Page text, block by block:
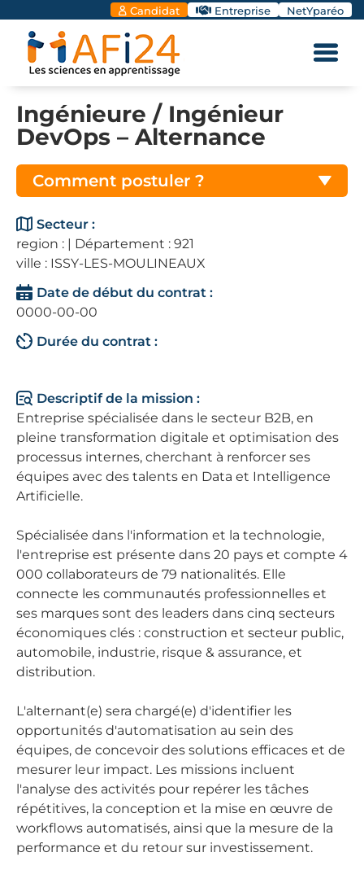
Candidat Entreprise NetYparéo
Ingénieure / Ingénieur
DevOps – Alternance
Comment postuler ?
Secteur :
region : | Département : 921
ville : ISSY-LES-MOULINEAUX
Date de début du contrat :
0000-00-00
Durée du contrat :
Descriptif de la mission :
Entreprise spécialisée dans le secteur B2B, en
pleine transformation digitale et optimisation des
processus internes, cherchant à renforcer ses
équipes avec des talents en Data et Intelligence
Artificielle.
Spécialisée dans l'information et la technologie,
l'entreprise est présente dans 20 pays et compte 4
000 collaborateurs de 79 nationalités. Elle
connecte les communautés professionnelles et
ses marques sont des leaders dans cinq secteurs
économiques clés : construction et secteur public,
automobile, industrie, risque & assurance, et
distribution.
L'alternant(e) sera chargé(e) d'identifier les
opportunités d'automatisation au sein des
équipes, de concevoir des solutions efficaces et de
mesurer leur impact. Les missions incluent
l'analyse des activités pour repérer les tâches
répétitives, la conception et la mise en œuvre de
workflows automatisés, ainsi que la mesure de la
performance et du retour sur investissement.